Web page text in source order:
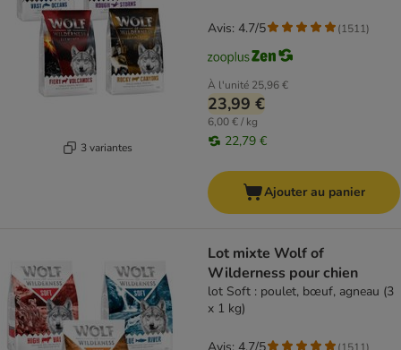
3 variantes
À l'unité 25,96 €
23,99 €
6,00 € / kg
22,79 €
Avis: 4.7/5 (1511)
Ajouter au panier
Lot mixte Wolf of
Wilderness pour chien
lot Soft : poulet, bœuf, agneau (3
x 1 kg)
(1511)